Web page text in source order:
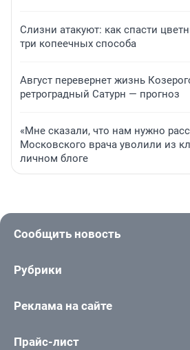
Слизни атакуют: как спасти
три копеечных способа
Август перевернет жизнь
ретроградный Сатурн — прогноз
«Мне сказали, что нам нужно
Московского врача уволили из
личном блоге
Сообщить новость
Рубрики
Реклама на сайте
Прайс-лист